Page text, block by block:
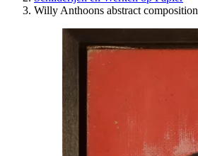
Willy Anthoons abstract composition